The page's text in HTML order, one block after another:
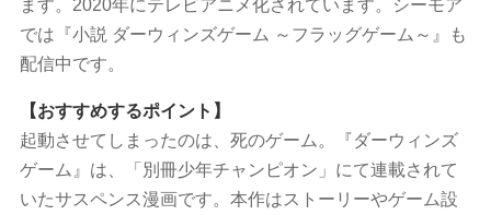
った～」
ます。2020年にテレビアニメ化されています。シーモア
では『小説 ダーウィンズゲーム ～フラッグゲーム～』も
配信中です。
【おすすめするポイント】
起動させてしまったのは、死のゲーム。『ダーウィンズ
ゲーム』は、「別冊少年チャンピオン」にて連載されて
いたサスペンス漫画です。本作はストーリーやゲーム設